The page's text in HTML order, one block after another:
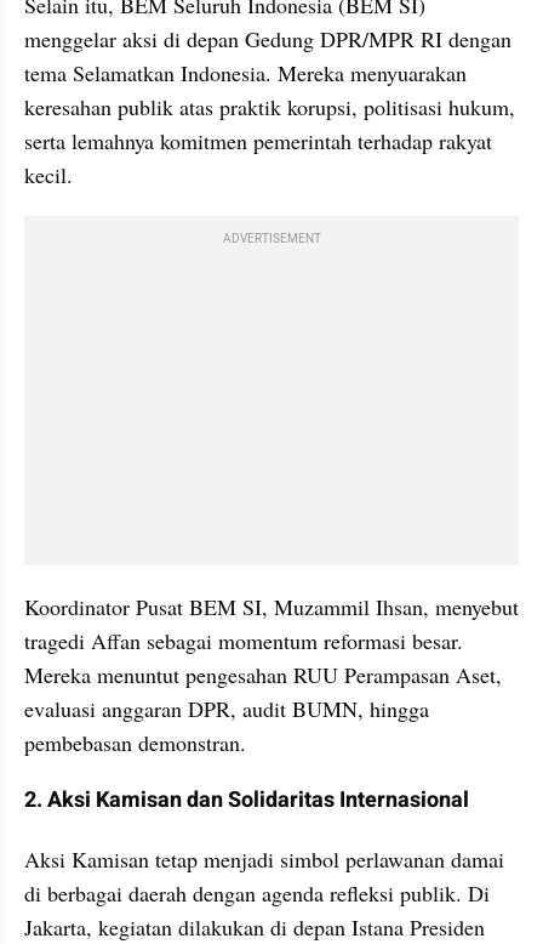
menggelar aksi di depan Gedung DPR/MPR RI dengan
tema Selamatkan Indonesia. Mereka menyuarakan
keresahan publik atas praktik korupsi, politisasi hukum,
serta lemahnya komitmen pemerintah terhadap rakyat
kecil.
ADVERTISEMENT
Koordinator Pusat BEM SI, Muzammil Ihsan, menyebut
tragedi Affan sebagai momentum reformasi besar.
Mereka menuntut pengesahan RUU Perampasan Aset,
evaluasi anggaran DPR, audit BUMN, hingga
pembebasan demonstran.
2. Aksi Kamisan dan Solidaritas Internasional
Aksi Kamisan tetap menjadi simbol perlawanan damai
di berbagai daerah dengan agenda refleksi publik. Di
Jakarta, kegiatan dilakukan di depan Istana Presiden